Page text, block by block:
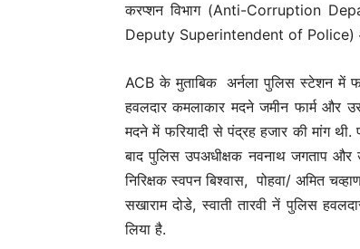
करप्शन विभाग (Anti-Corruption
Deputy Superintendent of Police)
ACB के मुताबिक अर्नला पुलिस स्टेशन में
हवलदार कमलाकार मदने जमीन फार्म और
मदने में फरियादी से पंद्रह हजार की मांग
बाद पुलिस उपअधीक्षक नवनाथ जगताप और
निरिक्षक स्वपन बिश्वास, पोहवा/ अमित
सखाराम दोडे, स्वाती तारवी नें पुलिस
लिया है.